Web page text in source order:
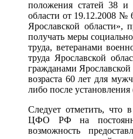
положения статей 38 и
области от 19.12.2008 №
Ярославской области»,
получать меры
труда, ветеранами
труда Ярославской
гражданами
возраста 60 лет для
либо после
Следует отметить, что
ЦФО РФ на
возможность